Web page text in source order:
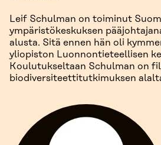
Leif Schulman on toiminut
ympäristökeskuksen
alusta. Sitä ennen hän oli
yliopiston Luonnontieteellisen
Koulutukseltaan Schulman on
biodiversiteettitutkimuksen